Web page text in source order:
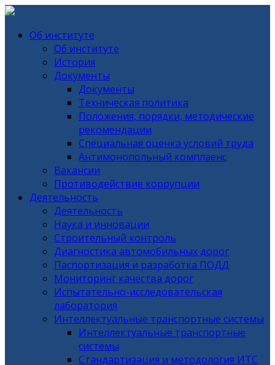
Об институте
Об институте
История
Документы
Документы
Техническая политика
Положения, порядки, методические
рекомендации
Специальная оценка условий труда
Антимонопольный комплаенс
Вакансии
Противодействие коррупции
Деятельность
Деятельность
Наука и инновации
Строительный контроль
Диагностика автомобильных дорог
Паспортизация и разработка ПОДД
Мониторинг качества дорог
Испытательно-исследовательская
лаборатория
Интеллектуальные транспортные системы
Интеллектуальные транспортные
системы
Стандартизация и методология ИТС